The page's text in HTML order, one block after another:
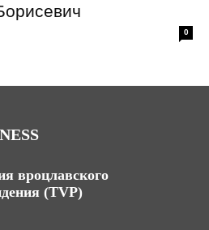
0
вроцлавского
(TVP)